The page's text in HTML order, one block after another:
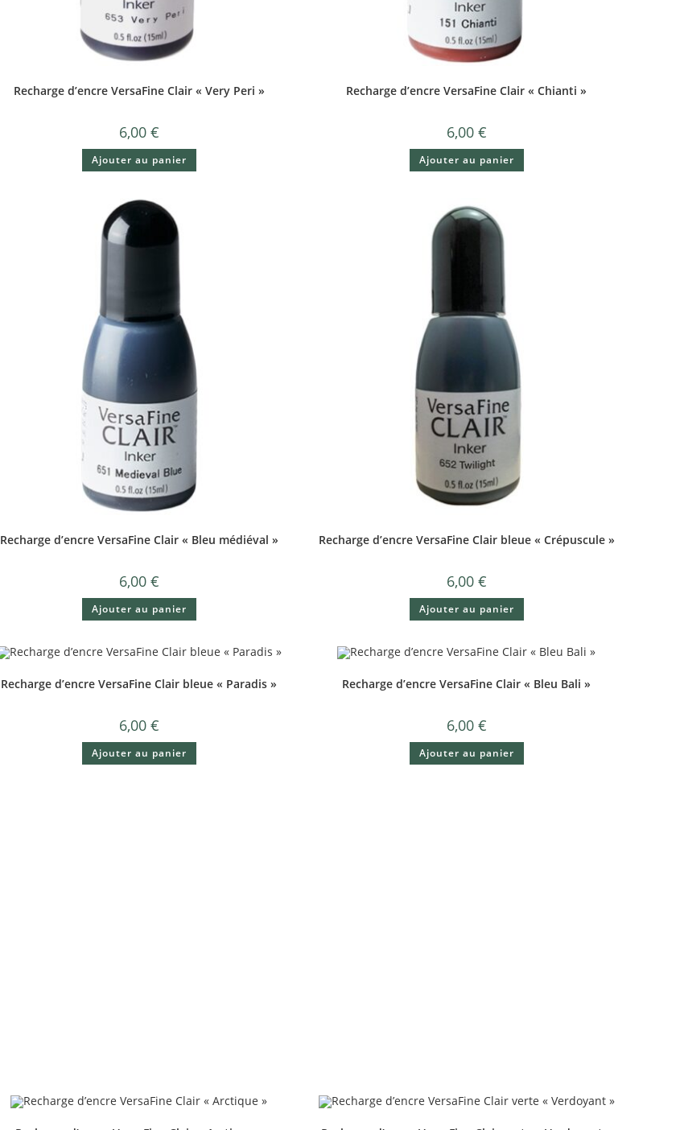
Recharge d’encre VersaFine Clair « Very Peri »
6,00 €
Ajouter au panier
Recharge d’encre VersaFine Clair « Chianti »
6,00 €
Ajouter au panier
Recharge d’encre VersaFine Clair « Bleu médiéval »
6,00 €
Ajouter au panier
Recharge d’encre VersaFine Clair bleue « Crépuscule »
6,00 €
Ajouter au panier
Recharge d’encre VersaFine Clair bleue « Paradis »
6,00 €
Ajouter au panier
Recharge d’encre VersaFine Clair « Bleu Bali »
6,00 €
Ajouter au panier